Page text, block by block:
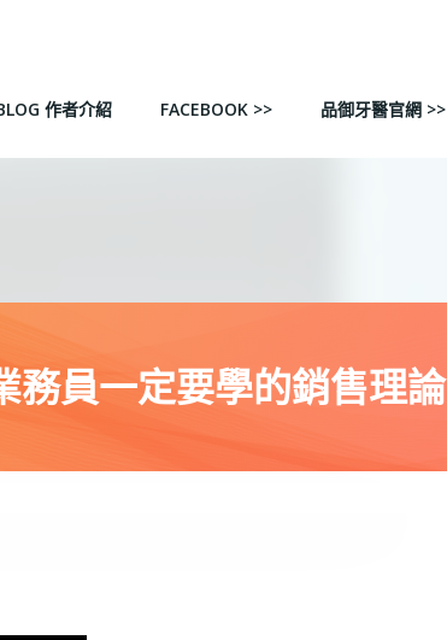
作者介紹 FACEBOOK >> 品御牙醫官網 >>
務員一定要學的銷售理論